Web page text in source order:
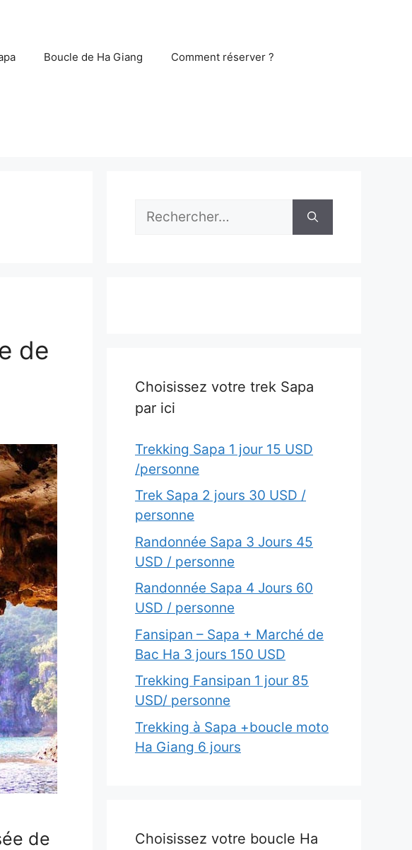
Boucle de Ha Giang Comment réserver ?
de
de
Rechercher :
Choisissez votre trek Sapa
par ici
Trekking Sapa 1 jour 15 USD
/personne
Trek Sapa 2 jours 30 USD /
personne
Randonnée Sapa 3 Jours 45
USD / personne
Randonnée Sapa 4 Jours 60
USD / personne
Fansipan – Sapa + Marché de
Bac Ha 3 jours 150 USD
Trekking Fansipan 1 jour 85
USD/ personne
Trekking à Sapa +boucle moto
Ha Giang 6 jours
Choisissez votre boucle Ha